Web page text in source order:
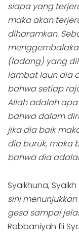
siapa yang
maka akan
diharamkan.
(ladang) yang
lambat laun dia
bahwa setiap
Allah adalah
bahwa dalam
jika dia baik
dia buruk, maka
bahwa dia
Syaikhuna,
sini
gesa sampai
Robbaniyah fii